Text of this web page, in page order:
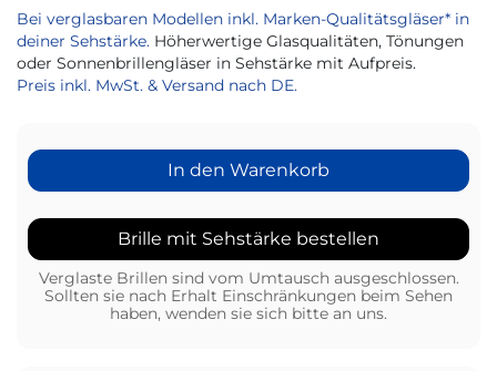
Bei verglasbaren Modellen inkl. Marken-Qualitätsgläser* in
deiner Sehstärke. Höherwertige Glasqualitäten, Tönungen
oder Sonnenbrillengläser in Sehstärke mit Aufpreis.
Preis inkl. MwSt. & Versand nach DE.
In den Warenkorb
Brille mit Sehstärke bestellen
Verglaste Brillen sind vom Umtausch ausgeschlossen.
Sollten sie nach Erhalt Einschränkungen beim Sehen
haben, wenden sie sich bitte an uns.